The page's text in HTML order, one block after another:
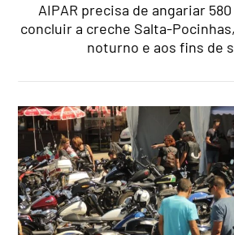
AIPAR precisa de angariar
concluir a creche Salta-
noturno e aos fins de